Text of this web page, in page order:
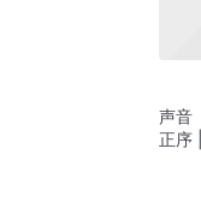
声音
正序